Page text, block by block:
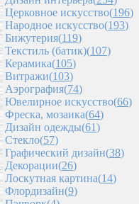
Церковное искусство(196)
Народное искусство(193)
Бижутерия(119)
Текстиль (батик)(107)
Керамика(105)
Витражи(103)
Аэрография(74)
Ювелирное искусство(66)
Фреска, мозаика(64)
Дизайн одежды(61)
Стекло(57)
Графический дизайн(38)
Декорации(26)
Лоскутная картина(14)
Флордизайн(9)